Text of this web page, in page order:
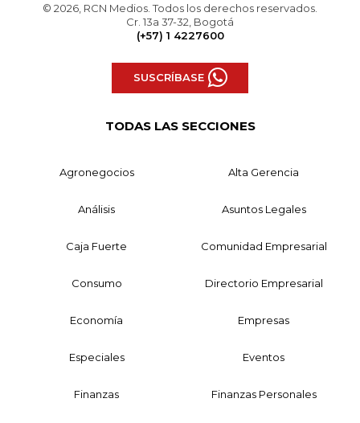
© 2026, RCN Medios. Todos los derechos reservados.
Cr. 13a 37-32, Bogotá
(+57) 1 4227600
SUSCRÍBASE
TODAS LAS SECCIONES
Agronegocios Alta Gerencia
Análisis Asuntos Legales
Caja Fuerte Comunidad Empresarial
Consumo Directorio Empresarial
Economía Empresas
Especiales Eventos
Finanzas Finanzas Personales